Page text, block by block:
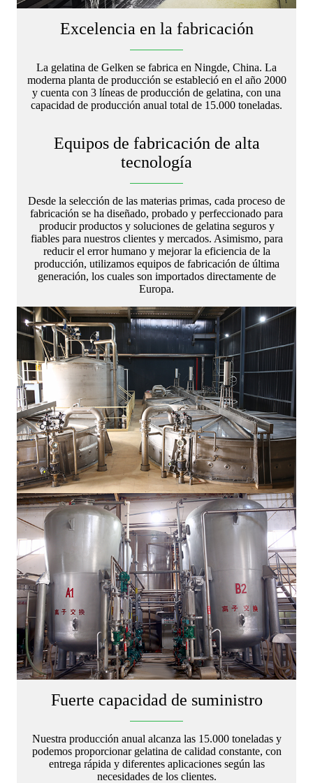
Excelencia en la fabricación
La gelatina de Gelken se fabrica en Ningde, China. La
moderna planta de producción se estableció en el año 2000
y cuenta con 3 líneas de producción de gelatina, con una
capacidad de producción anual total de 15.000 toneladas.
Equipos de fabricación de alta
tecnología
Desde la selección de las materias primas, cada proceso de
fabricación se ha diseñado, probado y perfeccionado para
producir productos y soluciones de gelatina seguros y
fiables para nuestros clientes y mercados. Asimismo, para
reducir el error humano y mejorar la eficiencia de la
producción, utilizamos equipos de fabricación de última
generación, los cuales son importados directamente de
Europa.
Fuerte capacidad de suministro
Nuestra producción anual alcanza las 15.000 toneladas y
podemos proporcionar gelatina de calidad constante, con
entrega rápida y diferentes aplicaciones según las
necesidades de los clientes.